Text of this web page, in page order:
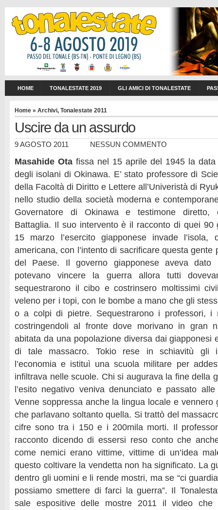
HOME TONALESTATE 2019 GLI AMICI DI TONALESTATE
Home » Archivi, Tonalestate 2011
Uscire da un assurdo
9 AGOSTO 2011 NESSUN COMMENTO
Masahide Ota fissa nel 15 aprile del 1945 la data
degli isolani di Okinawa. E’ stato professore di
della Facoltà di Diritto e Lettere all’Univeristà di
nello studio della società moderna e
Governatore di Okinawa e testimone diretto,
Battaglia. Il suo intervento è il racconto di quei 90
15 marzo l’esercito giapponese invade l’isola,
americana, con l’intento di sacrificare questa gente
del Paese. Il governo giapponese aveva dato
potevano vincere la guerra allora tutti
sequestrarono il cibo e costrinsero moltissimi
veleno per i topi, con le bombe a mano che gli
o a colpi di pietre. Sequestrarono i professori, i
costringendoli al fronte dove morivano in gran
abitata da una popolazione diversa dai giapponesi
di tale massacro. Tokio rese in schiavitù gli
l’economia e istituì una scuola militare per
infiltrava nelle scuole. Chi si augurava la fine della
l’esito negativo veniva denunciato e passato
Venne soppressa anche la lingua locale e vennero
che parlavano soltanto quella. Si trattò del
cifre sono tra i 150 e i 200mila morti. Il
racconto dicendo di essersi reso conto che
come nemici erano vittime, vittime di un’idea
questo coltivare la vendetta non ha significato. La
dentro gli uomini e li rende mostri, ma se “ci
possiamo smettere di farci la guerra”. Il
sale espositive delle mostre 2011 il video che